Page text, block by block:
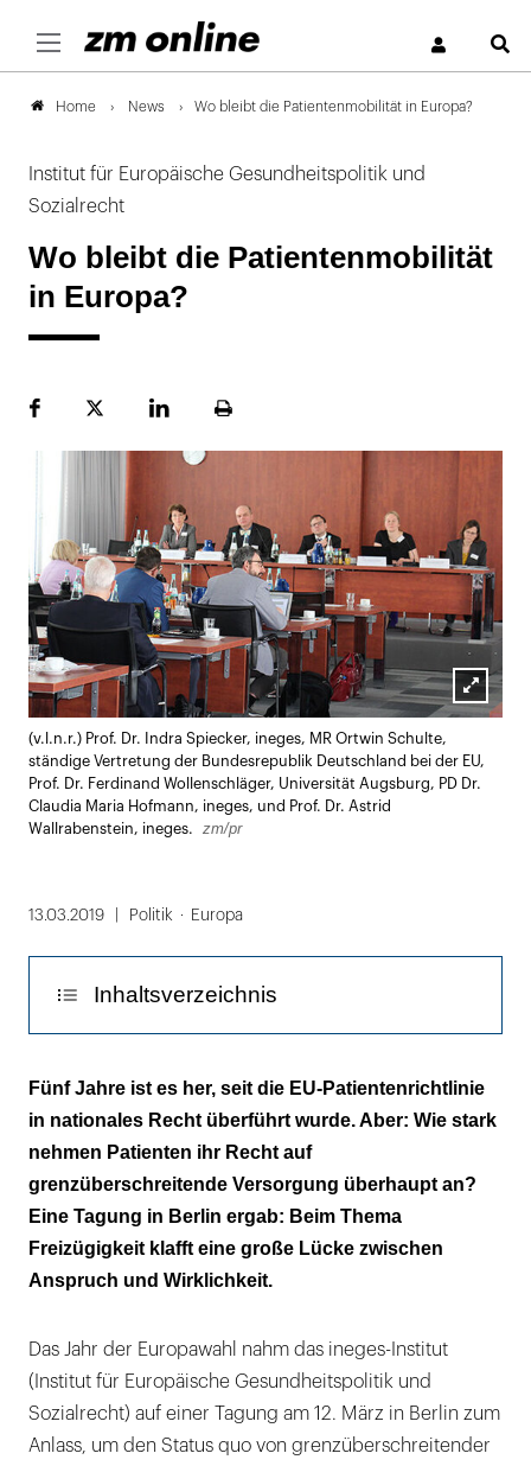
Home News Wo bleibt die Patientenmobilität in Europa?
Institut für Europäische Gesundheitspolitik und
Sozialrecht
Wo bleibt die Patientenmobilität
in Europa?
FacebookPlattformLinekdInSeite
Lightbox
(v.l.n.r.) Prof. Dr. Indra Spiecker, ineges, MR Ortwin Schulte,
ständige Vertretung der Bundesrepublik Deutschland bei der EU,
Prof. Dr. Ferdinand Wollenschläger, Universität Augsburg, PD Dr.
Claudia Maria Hofmann, ineges, und Prof. Dr. Astrid
Wallrabenstein, ineges.
zm/pr
13.03.2019 Politik Europa
Inhaltsverzeichnis
Die Grenzen der Patientenmobilität
Die Gesundheitssysteme selbst sind nicht auf
einen grenzüberschreitenden Markt
ausgerichtet
Fünf Jahre ist es her, seit die EU-Patientenrichtlinie
in nationales Recht überführt wurde. Aber: Wie stark
nehmen Patienten ihr Recht auf
grenzüberschreitende Versorgung überhaupt an?
Eine Tagung in Berlin ergab: Beim Thema
Freizügigkeit klafft eine große Lücke zwischen
Anspruch und Wirklichkeit.
Das Jahr der Europawahl nahm das ineges-Institut
(Institut für Europäische Gesundheitspolitik und
Sozialrecht) auf einer Tagung am 12. März in Berlin zum
Anlass, um den Status quo von grenzüberschreitender